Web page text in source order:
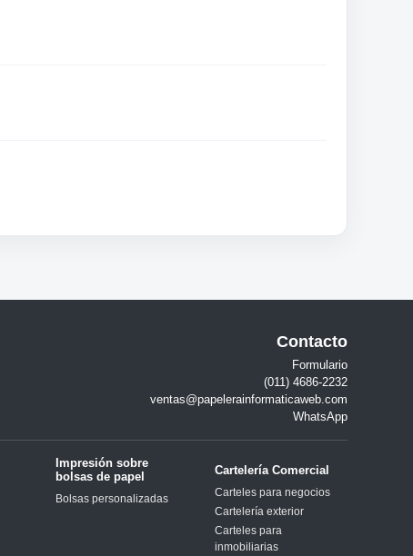
Contacto
Formulario
(011) 4686-2232
ventas@papelerainformaticaweb.com
WhatsApp
Impresión sobre
bolsas de papel
Bolsas personalizadas
Cartelería Comercial
Carteles para negocios
Cartelería exterior
Carteles para
inmobiliarias